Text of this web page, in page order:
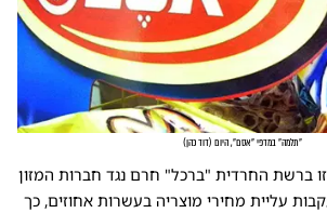
"תלמה" במדפי "אסם", היום (דוד כהן)
ברשת החרדית "ברכל" חרם נגד חברות המזון
עליית מחירי מוצריה בעשרות אחוזים, כך